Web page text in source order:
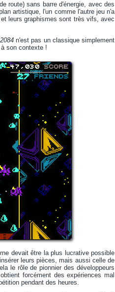
route) sans barre d'énergie, avec des
artistique, l'un comme l'autre jeu n'a
leurs graphismes sont très vifs, avec
n'est pas un classique simplement
son contexte !
devait être la plus lucrative possible
leurs pièces, mais aussi celle de
le rôle de pionnier des développeurs
forcément des expériences mal
pendant des heures.